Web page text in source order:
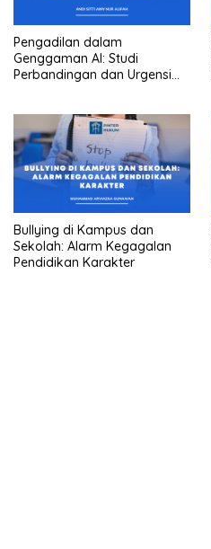
Pengadilan dalam
Genggaman AI: Studi
Perbandingan dan Urgensi
Bullying di Kampus dan
Sekolah: Alarm Kegagalan
Pendidikan Karakter